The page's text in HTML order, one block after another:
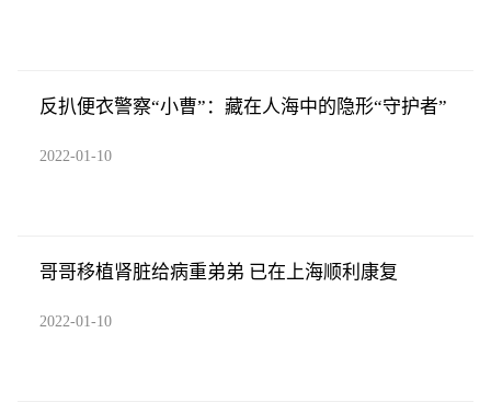
反扒便衣警察“小曹”：藏在人海中的隐形“守护者”
2022-01-10
哥哥移植肾脏给病重弟弟 已在上海顺利康复
2022-01-10